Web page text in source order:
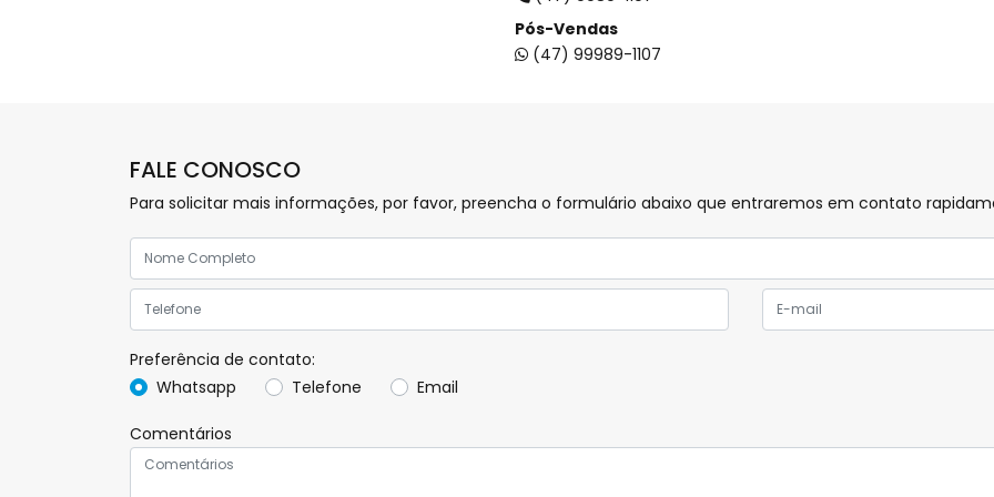
Pós-Vendas
(47) 99989-1107
FALE CONOSCO
Para solicitar mais informações, por favor, preencha o formulário abaixo que entraremos em contato
Preferência de contato:
Whatsapp
Telefone Email
Comentários